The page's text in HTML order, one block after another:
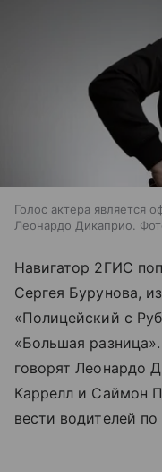
Голос актера является
Леонардо Дикаприо.
Навигатор 2ГИС
Сергея Бурунова,
«Полицейский с
«Большая
говорят Леонардо
Каррелл и Саймон
вести водителей